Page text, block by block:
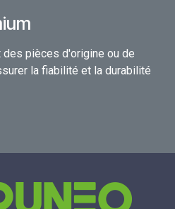
pièces d'origine ou de
la fiabilité et la durabilité